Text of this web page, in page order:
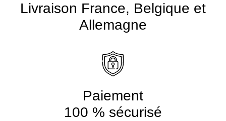
Livraison France, Belgique et
Allemagne
Paiement
100 % sécurisé